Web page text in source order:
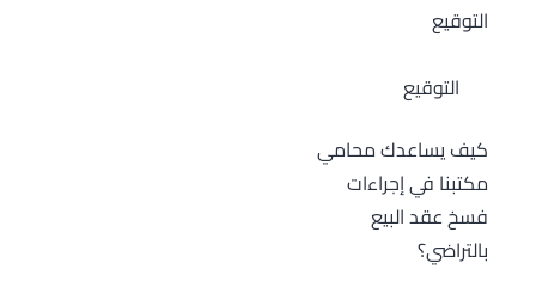
التوقيع
التوقيع
كيف يساعدك محامي
مكتبنا في إجراءات
فسخ عقد البيع
بالتراضي؟